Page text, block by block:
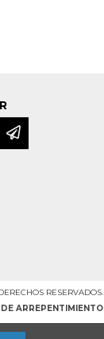
RESERVADOS.
ARREPENTIMIENTO